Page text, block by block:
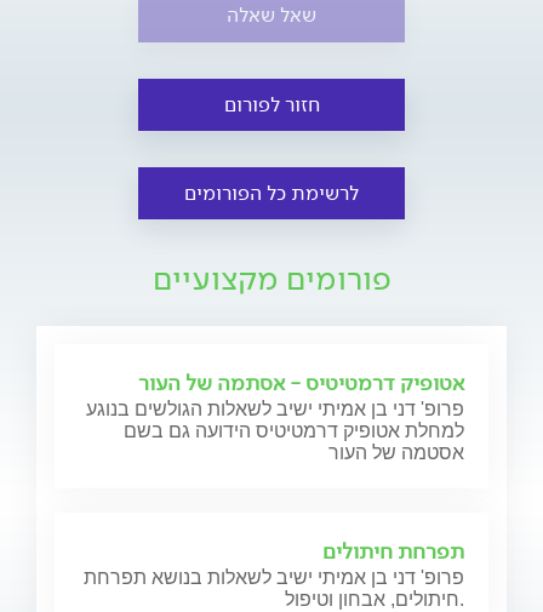
שאל שאלה
חזור לפורום
לרשימת כל הפורומים
פורומים מקצועיים
אטופיק דרמטיטיס - אסתמה של העור
פרופ' דני בן אמיתי ישיב לשאלות הגולשים בנוגע
למחלת אטופיק דרמטיטיס הידועה גם בשם
אסטמה של העור
תפרחת חיתולים
פרופ' דני בן אמיתי ישיב לשאלות בנושא תפרחת
חיתולים, אבחון וטיפול.